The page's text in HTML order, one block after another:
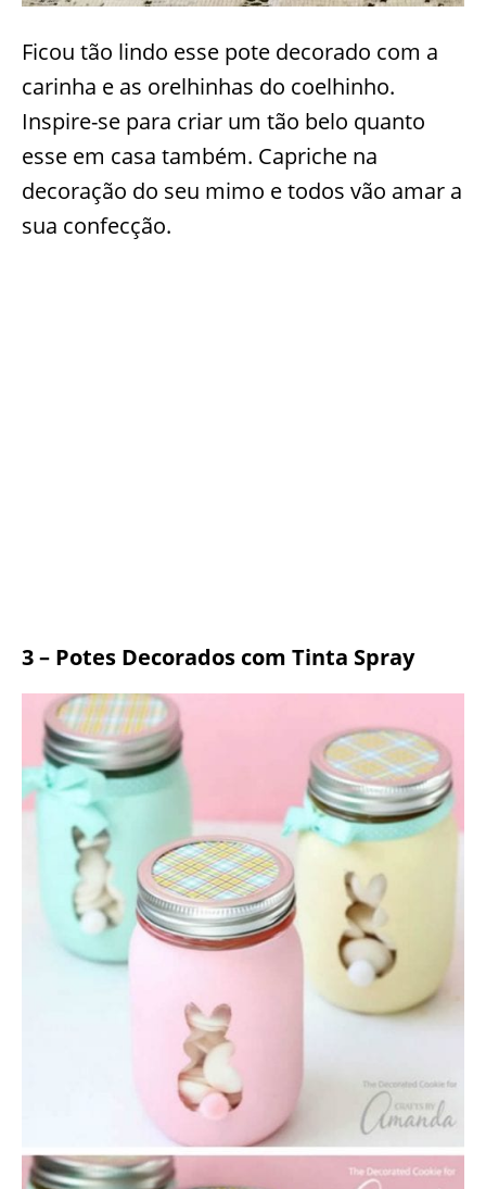
Ficou tão lindo esse pote decorado com a
carinha e as orelhinhas do coelhinho.
Inspire-se para criar um tão belo quanto
esse em casa também. Capriche na
decoração do seu mimo e todos vão amar a
sua confecção.
3 – Potes Decorados com Tinta Spray